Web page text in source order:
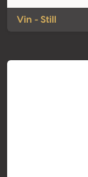
Vin - Still